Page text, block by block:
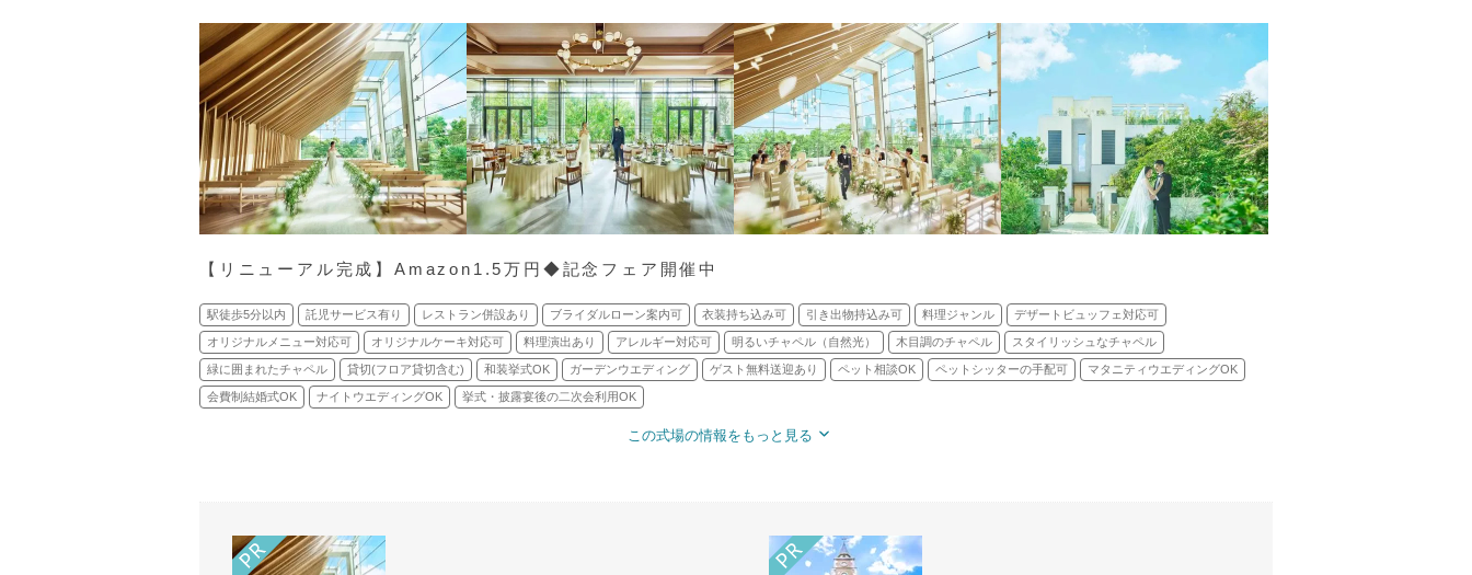
【リニューアル完成】Amazon1.5万円◆記念フェア開催中
駅徒歩5分以内 託児サービス有り レストラン併設あり ブライダルローン案内可 衣装持ち込み可 引き出物持込み可 料理ジャンル デザートビュッフェ対応可
オリジナルメニュー対応可 オリジナルケーキ対応可 料理演出あり アレルギー対応可 明るいチャペル（自然光） 木目調のチャペル スタイリッシュなチャペル
緑に囲まれたチャペル 貸切(フロア貸切含む) 和装挙式OK ガーデンウエディング ゲスト無料送迎あり ペット相談OK ペットシッターの手配可 マタニティウエディングOK
会費制結婚式OK ナイトウエディングOK 挙式・披露宴後の二次会利用OK
この式場の情報をもっと見る